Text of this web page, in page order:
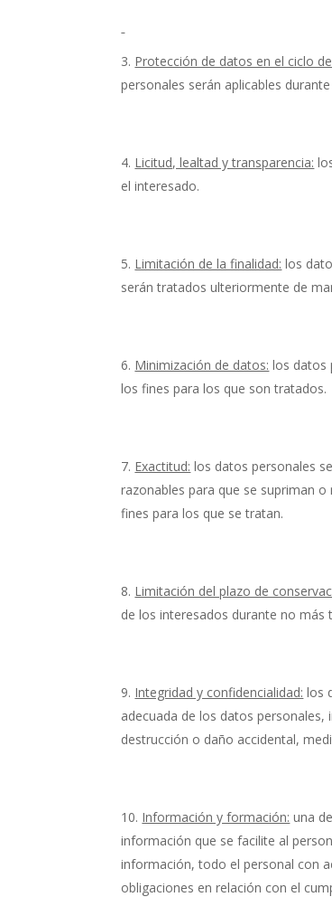
Protección de datos en el ciclo
personales serán aplicables
Licitud, lealtad y transparencia:
el interesado.
Limitación de la finalidad: los
serán tratados ulteriormente de
Minimización de datos: los datos
los fines para los que son tratados.
Exactitud: los datos personales
razonables para que se supriman
fines para los que se tratan.
Limitación del plazo de
de los interesados durante no
Integridad y confidencialidad: los
adecuada de los datos
destrucción o daño accidental,
Información y formación: una
información que se facilite al
información, todo el personal con
obligaciones en relación con el